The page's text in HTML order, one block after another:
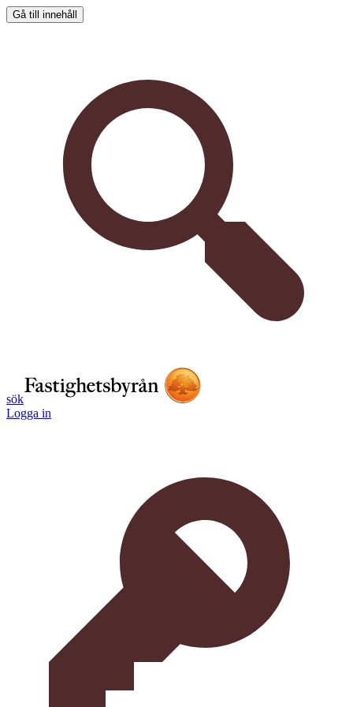
Gå till innehåll
sök
Logga in